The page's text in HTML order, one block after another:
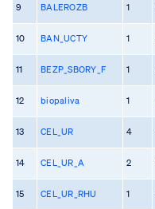
9 BALEROZB 1
10 BAN_UCTY 1
11 BEZP_SBORY_F 1
12 biopaliva 1
13 CEL_UR 4
14 CEL_UR_A 2
15 CEL_UR_RHU 1